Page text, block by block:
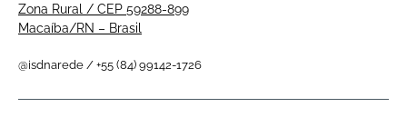
Zona Rural / CEP 59288-899
Macaíba/RN – Brasil
@isdnarede / +55 (84) 99142-1726